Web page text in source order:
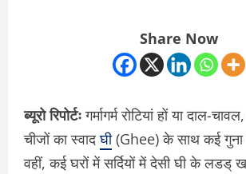
Share Now
ब्यूरो रिपोर्टःगर्मागर्म रोटियां हों या दाल-
चीजों का स्वादघी(Ghee) के साथ कई गुना
वहीं, कई घरों में सर्दियों में देसी घी के लडड्